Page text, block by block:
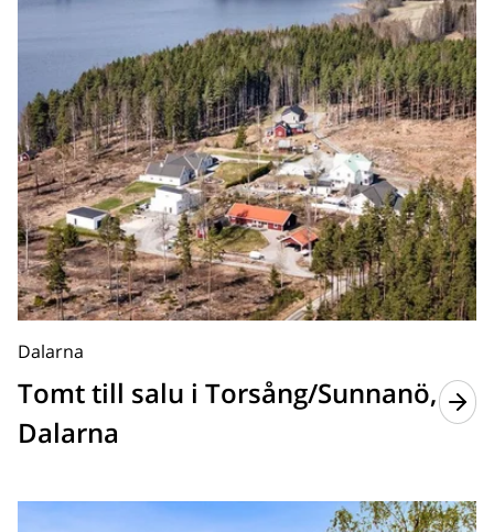
Dalarna
Tomt till salu i Torsång/Sunnanö,
Dalarna